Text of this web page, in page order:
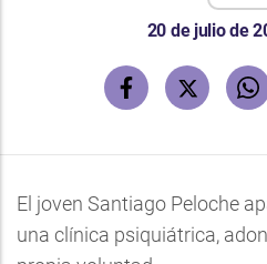
20 de julio de
El joven Santiago Peloche
una clínica psiquiátrica,